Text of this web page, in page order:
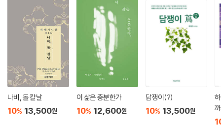
나비, 돌 칼날
10% 13,500원
이 삶은 충분한가
10% 12,600원
담쟁이(?)
10% 13,500원